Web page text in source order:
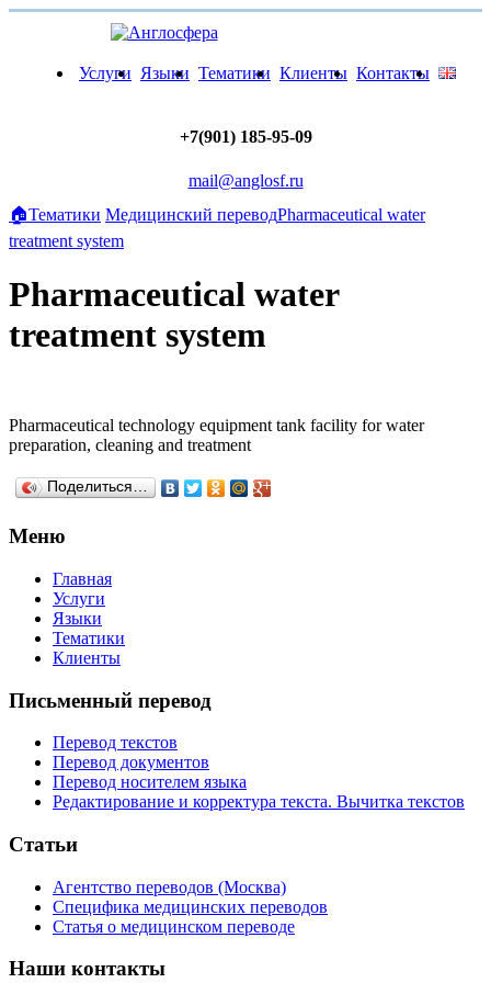
Услуги Языки Тематики Клиенты Контакты
+7(901) 185-95-09
mail@anglosf.ru
🏠Тематики Медицинский переводPharmaceutical water
treatment system
Pharmaceutical water
treatment system
Pharmaceutical technology equipment tank facility for water
preparation, cleaning and treatment
Поделиться…
Меню
Главная
Услуги
Языки
Тематики
Клиенты
Письменный перевод
Перевод текстов
Перевод документов
Перевод носителем языка
Редактирование и корректура текста. Вычитка текстов
Статьи
Агентство переводов (Москва)
Специфика медицинских переводов
Статья о медицинском переводе
Наши контакты